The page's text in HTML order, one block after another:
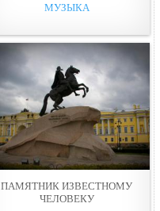
МУЗЫКА
ПАМЯТНИК ИЗВЕСТНОМУ
ЧЕЛОВЕКУ